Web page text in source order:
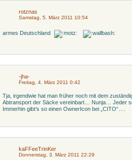
rotznas
Samstag, 5. März 2011 10:54
armes Deutschland
-jha-
Freitag, 4. März 2011 0:42
Tja, irgendwie hat man früher noch mit dem
Abtransport der Säcke vereinbart… Nunja… Jeder
Immerhin gibt’s so einen OwnerIcon bei „CITO“….
kaFFeeTrinKer
Donnerstag, 3. März 2011 22:29